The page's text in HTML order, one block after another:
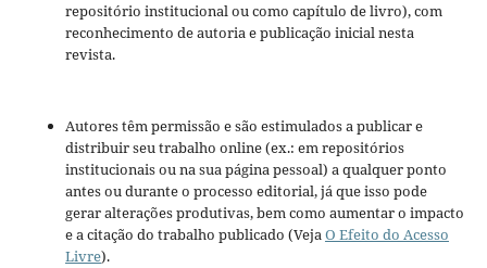
repositório institucional ou como capítulo de livro), com
reconhecimento de autoria e publicação inicial nesta
revista.
Autores têm permissão e são estimulados a publicar e
distribuir seu trabalho online (ex.: em repositórios
institucionais ou na sua página pessoal) a qualquer ponto
antes ou durante o processo editorial, já que isso pode
gerar alterações produtivas, bem como aumentar o impacto
e a citação do trabalho publicado (VejaO Efeito do Acesso
Livre).